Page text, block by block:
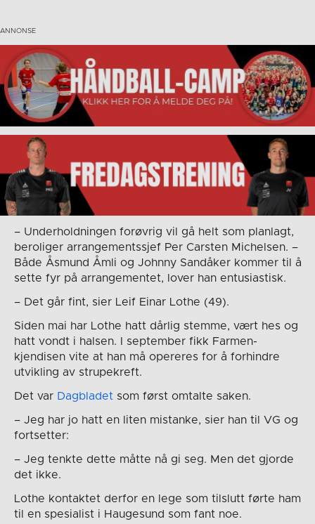
– Underholdningen forøvrig vil gå helt som planlagt,
beroliger arrangementssjef Per Carsten Michelsen. –
Både Åsmund Åmli og Johnny Sandåker kommer til å
sette fyr på arrangementet, lover han entusiastisk.
– Det går fint, sier Leif Einar Lothe (49).
Siden mai har Lothe hatt dårlig stemme, vært hes og
hatt vondt i halsen. I september fikk Farmen-
kjendisen vite at han må opereres for å forhindre
utvikling av strupekreft.
Det var Dagbladetsom først omtalte saken.
– Jeg har jo hatt en liten mistanke, sier han til VG og
fortsetter:
– Jeg tenkte dette måtte nå gi seg. Men det gjorde
det ikke.
Lothe kontaktet derfor en lege som tilslutt førte ham
til en spesialist i Haugesund som fant noe.